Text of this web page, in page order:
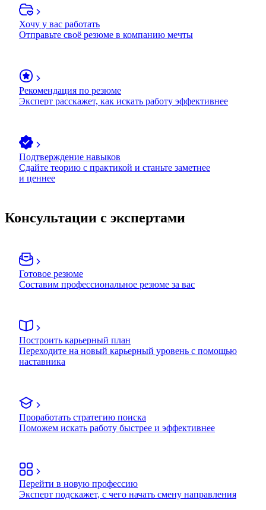
Хочу у вас работать
Отправьте своё резюме в компанию мечты
Рекомендация по резюме
Эксперт расскажет, как искать работу эффективнее
Подтверждение навыков
Сдайте теорию с практикой и станьте заметнее
и ценнее
Консультации с экспертами
Готовое резюме
Составим профессиональное резюме за вас
Построить карьерный план
Переходите на новый карьерный уровень с помощью
наставника
Проработать стратегию поиска
Поможем искать работу быстрее и эффективнее
Перейти в новую профессию
Эксперт подскажет, с чего начать смену направления